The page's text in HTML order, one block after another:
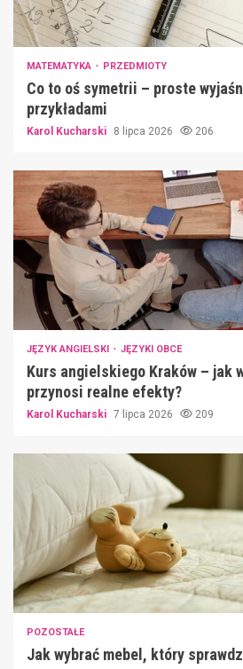
MATEMATYKA PRZEDMIOTY
Co to oś symetrii – proste
przykładami
Karol Kucharski 8 lipca 2026 206
JĘZYK ANGIELSKI JĘZYKI OBCE
Kurs angielskiego Kraków – jak
przynosi realne efekty?
Karol Kucharski 7 lipca 2026 209
POZOSTAŁE
Jak wybrać mebel, który